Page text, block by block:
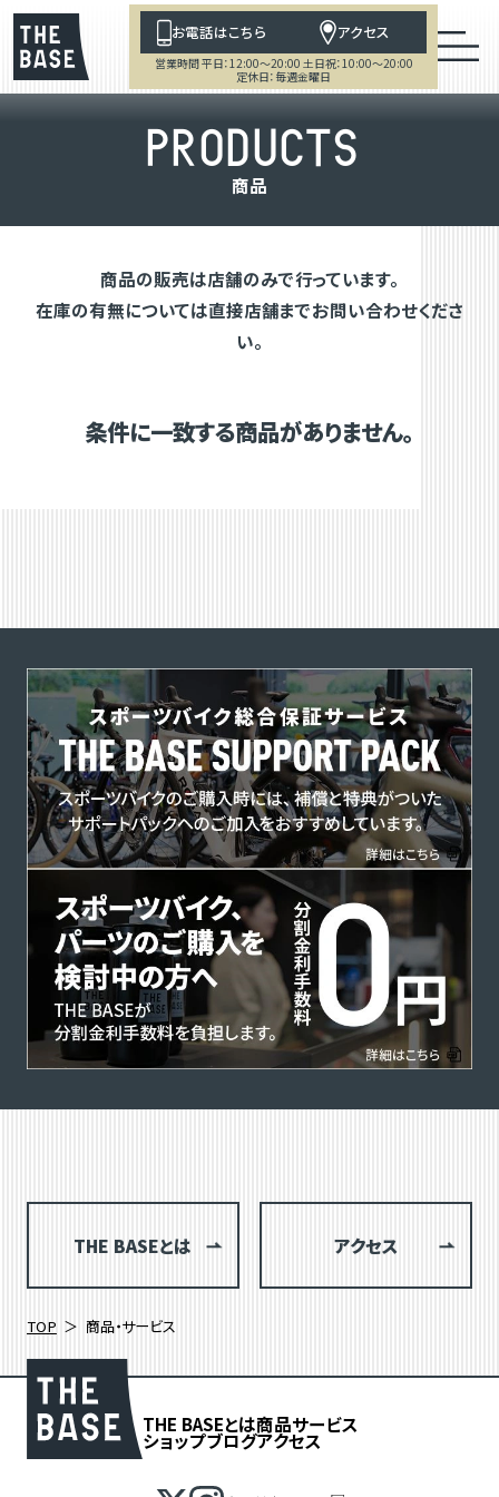
お電話はこちら アクセス
営業時間 平日：12:00～20:00 土日祝：10:00～20:00
定休日：毎週金曜日
PRODUCTS
商品
商品の販売は店舗のみで行っています。
在庫の有無については直接店舗までお問い合わせくださ
い。
条件に一致する商品がありません。
THE BASEとは アクセス
TOP 商品・サービス
THE BASEとは商品サービス
ショップブログアクセス